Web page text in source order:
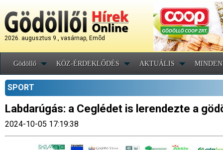
2026. augusztus 9., vasárnap, Emõd
Gödöllő KÖZ-ÉRDEKLŐDÉS AKTUÁLIS
SPORT
Labdarúgás: a Ceglédet is lerendezte a
2024-10-05 17:19:38